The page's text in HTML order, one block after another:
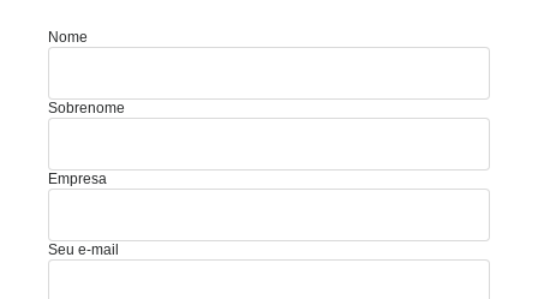
Nome
Sobrenome
Empresa
Seu e-mail